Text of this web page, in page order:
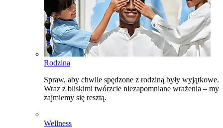
Rodzina
Spraw, aby chwile spędzone z rodziną były wyjątkowe.
Wraz z bliskimi twórzcie niezapomniane wrażenia – my
zajmiemy się resztą.
Wellness